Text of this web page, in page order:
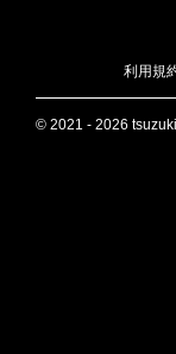
利用規
© 2021 - 2026